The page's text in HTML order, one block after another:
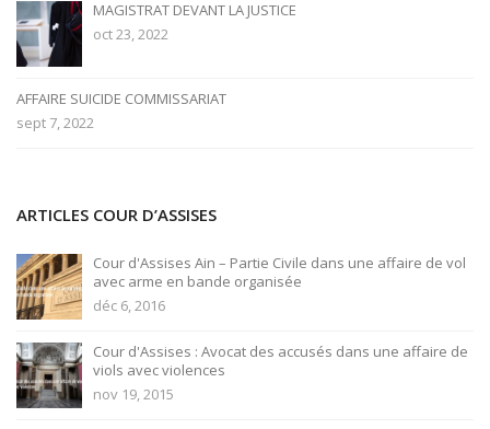
MAGISTRAT DEVANT LA JUSTICE
oct 23, 2022
AFFAIRE SUICIDE COMMISSARIAT
sept 7, 2022
ARTICLES COUR D’ASSISES
Cour d'Assises Ain – Partie Civile dans une affaire de vol
avec arme en bande organisée
déc 6, 2016
Cour d'Assises : Avocat des accusés dans une affaire de
viols avec violences
nov 19, 2015